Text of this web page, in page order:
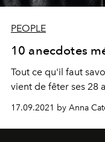
PEOPLE
10 anecdotes
Tout ce qu'il faut
vient de fêter ses 28
17.09.2021 by Anna